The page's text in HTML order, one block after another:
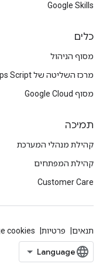
Google Skills
כלים
מסוף הניהול
מרכז השליטה של Apps Script
מסוף Google Cloud
תמיכה
קהילת מנהלי המערכת
קהילת המפתחים
Customer Care
תנאים פרטיות cookies